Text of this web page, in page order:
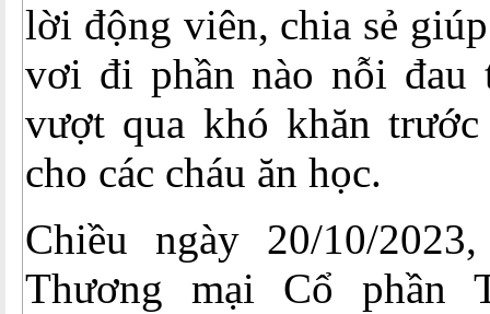
lời động viên, chia sẻ
vơi đi phần nào nỗi đau
vượt qua khó khăn
cho các cháu ăn học.
Chiều ngày 20/10/
Thương mại Cổ phần